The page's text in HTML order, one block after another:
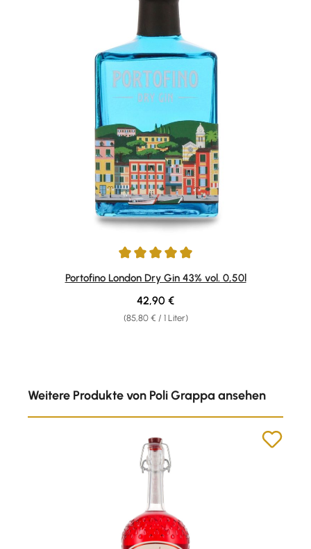
Durchschnittliche Bewertung von 4.91 von 5 Sternen
Portofino London Dry Gin 43% vol. 0,50l
(85,80 € / 1 Liter)
Regulärer Preis:
42,90 €
Weitere Produkte von Poli Grappa ansehen